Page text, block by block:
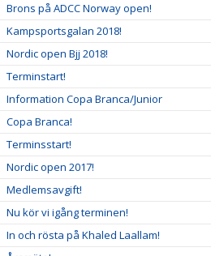
Brons på ADCC Norway open!
Kampsportsgalan 2018!
Nordic open Bjj 2018!
Terminstart!
Information Copa Branca/Junior
Copa Branca!
Terminsstart!
Nordic open 2017!
Medlemsavgift!
Nu kör vi igång terminen!
In och rösta på Khaled Laallam!